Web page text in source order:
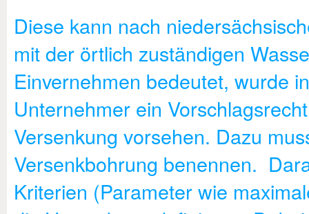
Diese kann nach
mit der örtlich zuständigen
Einvernehmen bedeutet, wurde
Unternehmer ein
Versenkung vorsehen. Dazu
Versenkbohrung benennen.
Kriterien (Parameter wie